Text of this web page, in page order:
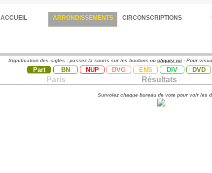
ACCUEIL ARRONDISSEMENTS CIRCONSCRIPTIONS
Signification des sigles : passez la souris sur les boutons ou cliquez ici- Pour
Part BN NUP DVG ENS DIV DVD
Paris Résultats
Survolez chaque bureau de vote pour voir les